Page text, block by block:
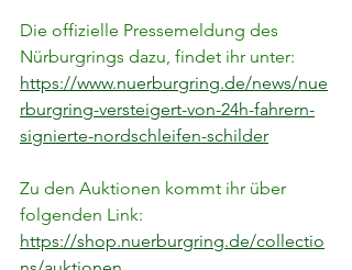
Die offizielle Pressemeldung des
Nürburgrings dazu, findet ihr unter:
https://www.nuerburgring.de/news/nue
rburgring-versteigert-von-24h-fahrern-
signierte-nordschleifen-schilder
Zu den Auktionen kommt ihr über
folgenden Link:
https://shop.nuerburgring.de/collectio